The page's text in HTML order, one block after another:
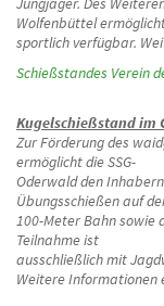
Wolfenbüttel
sportlich verfügbar.
Schießstandes Verein
Kugelschießstand im
Zur Förderung des
ermöglicht die SSG-
Oderwald den
Übungsschießen auf
100-Meter Bahn sowie
Teilnahme ist
ausschließlich mit
Weitere Informationen